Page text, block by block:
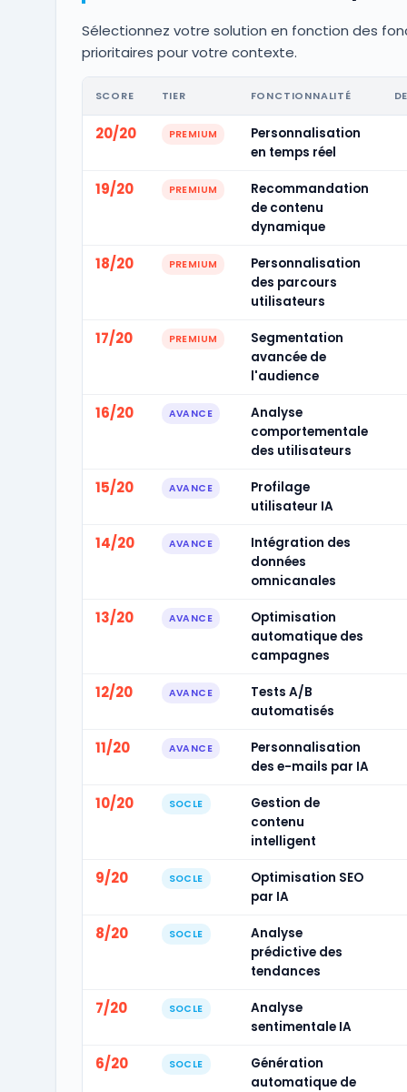
Sélectionnez votre solution en fonction des
prioritaires pour votre contexte.
SCORE TIER FONCTIONNALITÉ
20/20 PREMIUM
Personnalisation
en temps réel
19/20 PREMIUM
Recommandation
de contenu
dynamique
18/20 PREMIUM
Personnalisation
des parcours
utilisateurs
17/20 PREMIUM
Segmentation
avancée de
l'audience
16/20 AVANCE
Analyse
comportementale
des utilisateurs
15/20 AVANCE
Profilage
utilisateur IA
14/20 AVANCE
Intégration des
données
omnicanales
13/20 AVANCE
Optimisation
automatique des
campagnes
12/20 AVANCE
Tests A/B
automatisés
11/20 AVANCE
Personnalisation
des e-mails par IA
10/20 SOCLE
Gestion de
contenu
intelligent
9/20 SOCLE
Optimisation SEO
par IA
8/20 SOCLE
Analyse
prédictive des
tendances
7/20 SOCLE
Analyse
sentimentale IA
6/20 SOCLE
Génération
automatique de